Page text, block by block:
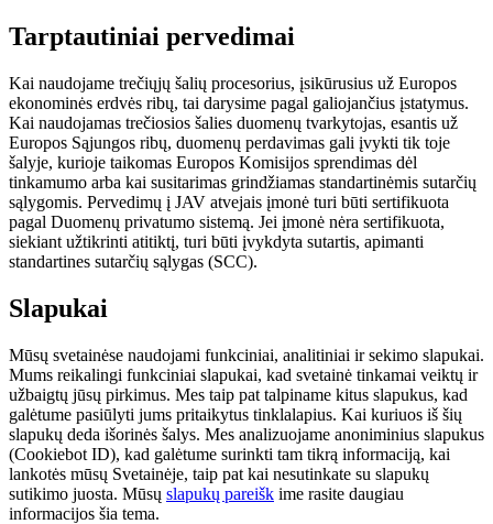
Tarptautiniai pervedimai
Kai naudojame trečiųjų šalių procesorius, įsikūrusius už Europos
ekonominės erdvės ribų, tai darysime pagal galiojančius įstatymus.
Kai naudojamas trečiosios šalies duomenų tvarkytojas, esantis už
Europos Sąjungos ribų, duomenų perdavimas gali įvykti tik toje
šalyje, kurioje taikomas Europos Komisijos sprendimas dėl
tinkamumo arba kai susitarimas grindžiamas standartinėmis sutarčių
sąlygomis. Pervedimų į JAV atvejais įmonė turi būti sertifikuota
pagal Duomenų privatumo sistemą. Jei įmonė nėra sertifikuota,
siekiant užtikrinti atitiktį, turi būti įvykdyta sutartis, apimanti
standartines sutarčių sąlygas (SCC).
Slapukai
Mūsų svetainėse naudojami funkciniai, analitiniai ir sekimo slapukai.
Mums reikalingi funkciniai slapukai, kad svetainė tinkamai veiktų ir
užbaigtų jūsų pirkimus. Mes taip pat talpiname kitus slapukus, kad
galėtume pasiūlyti jums pritaikytus tinklalapius. Kai kuriuos iš šių
slapukų deda išorinės šalys. Mes analizuojame anoniminius slapukus
(Cookiebot ID), kad galėtume surinkti tam tikrą informaciją, kai
lankotės mūsų Svetainėje, taip pat kai nesutinkate su slapukų
sutikimo juosta. Mūsų slapukų pareišk ime rasite daugiau
informacijos šia tema.